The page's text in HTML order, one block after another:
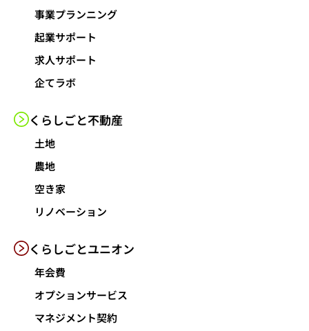
事業プランニング
起業サポート
求人サポート
企てラボ
くらしごと不動産
土地
農地
空き家
リノベーション
くらしごとユニオン
年会費
オプションサービス
マネジメント契約